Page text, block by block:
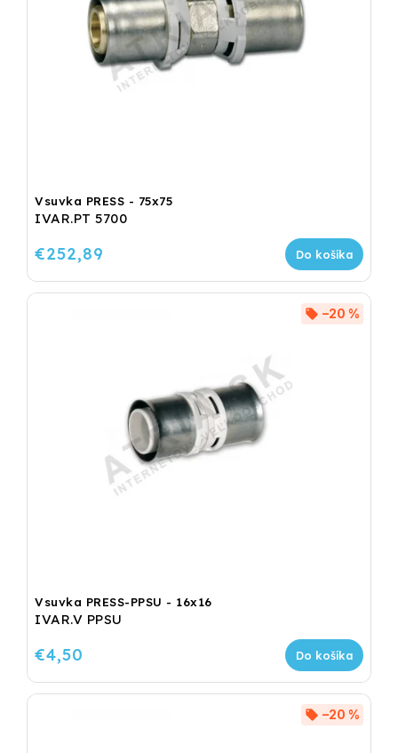
Vsuvka PRESS - 75x75
IVAR.PT 5700
€252,89 Do košíka
Vsuvka PRESS-PPSU - 16x16
IVAR.V PPSU
–20 %
€4,50 Do košíka
–20 %